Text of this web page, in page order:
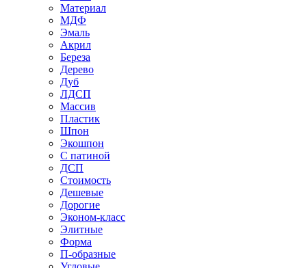
Материал
МДФ
Эмаль
Акрил
Береза
Дерево
Дуб
ЛДСП
Массив
Пластик
Шпон
Экошпон
С патиной
ДСП
Стоимость
Дешевые
Дорогие
Эконом-класс
Элитные
Форма
П-образные